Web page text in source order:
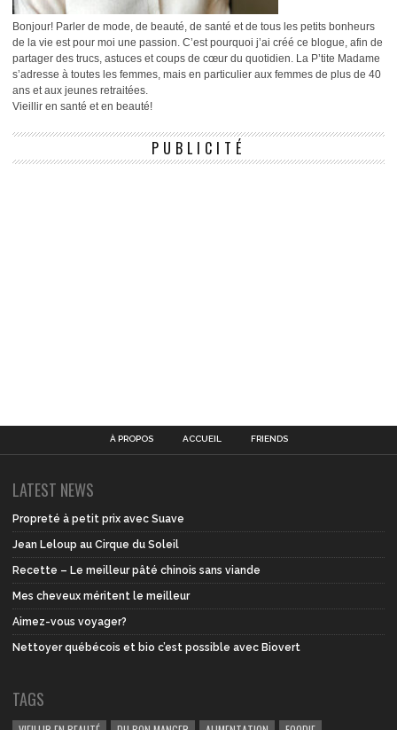
Bonjour! Parler de mode, de beauté, de santé et de tous les petits bonheurs
de la vie est pour moi une passion. C’est pourquoi j’ai créé ce blogue, afin de
partager des trucs, astuces et coups de cœur du quotidien. La P’tite Madame
s’adresse à toutes les femmes, mais en particulier aux femmes de plus de 40
ans et aux jeunes retraitées.
Vieillir en santé et en beauté!
PUBLICITÉ
À PROPOS ACCUEIL FRIENDS
LATEST NEWS
Propreté à petit prix avec Suave
Jean Leloup au Cirque du Soleil
Recette – Le meilleur pâté chinois sans viande
Mes cheveux méritent le meilleur
Aimez-vous voyager?
Nettoyer québécois et bio c’est possible avec Biovert
TAGS